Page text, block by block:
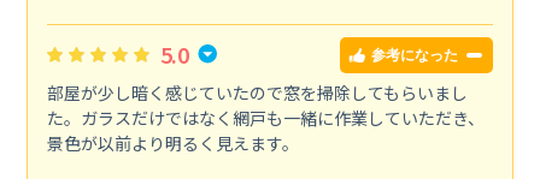
5.0 参考になった
部屋が少し暗く感じていたので窓を掃除してもらいまし
た。ガラスだけではなく網戸も一緒に作業していただき、
景色が以前より明るく見えます。